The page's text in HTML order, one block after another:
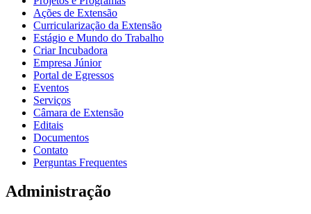
Ações de Extensão
Curricularização da Extensão
Estágio e Mundo do Trabalho
Criar Incubadora
Empresa Júnior
Portal de Egressos
Eventos
Serviços
Câmara de Extensão
Editais
Documentos
Contato
Perguntas Frequentes
Administração